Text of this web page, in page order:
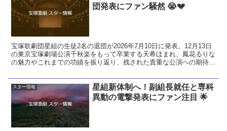
団発表にファン騒然 😭💔
宝塚歌劇団星組の生徒2名の退団が2026年7月10日に発表。12月13日
の東京宝塚劇場公演千秋楽をもって卒業する天希ほまれ、鳳花るりな
の魅力やこれまでの功績を振り返り、残された貴重な公演への期待と
スター情報
星組新体制へ！副組長就任と専科
異動の電撃発表にファン注目 🌟